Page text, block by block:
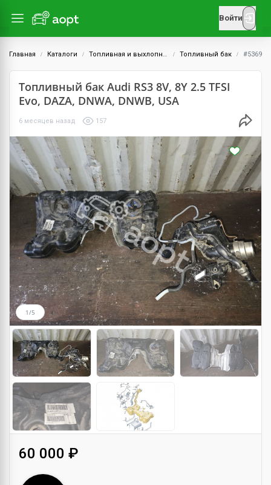
Войти
Главная Каталоги Топливная и выхлопная системы Топливный бак #5369
Топливный бак Audi RS3 8V, 8Y 2.5 TFSI
Evo, DAZA, DNWA, DNWB, USA
6 месяцев назад 157
1/5
60 000 ₽